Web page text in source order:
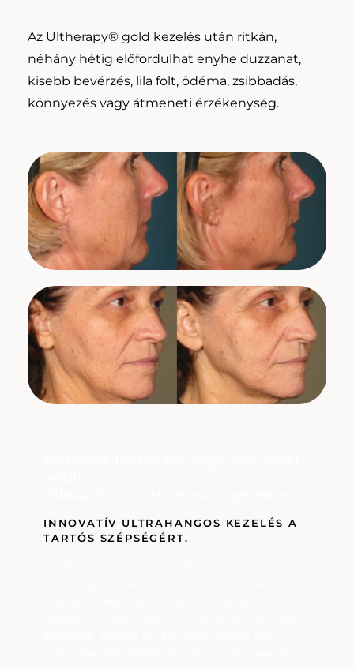
Az Ultherapy® gold kezelés után ritkán,
néhány hétig előfordulhat enyhe duzzanat,
kisebb bevérzés, lila folt, ödéma, zsibbadás,
könnyezés vagy átmeneti érzékenység.
INNOVATÍV ULTRAHANGOS KEZELÉS A
TARTÓS SZÉPSÉGÉRT.